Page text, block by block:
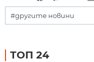
#другите новини
ТОП 24